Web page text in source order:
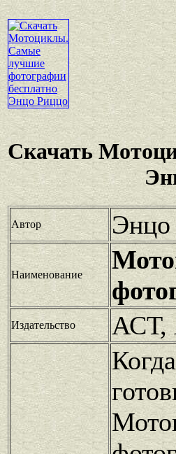
Скачать
Автор Энцо
Наименование
Издательство АСТ,